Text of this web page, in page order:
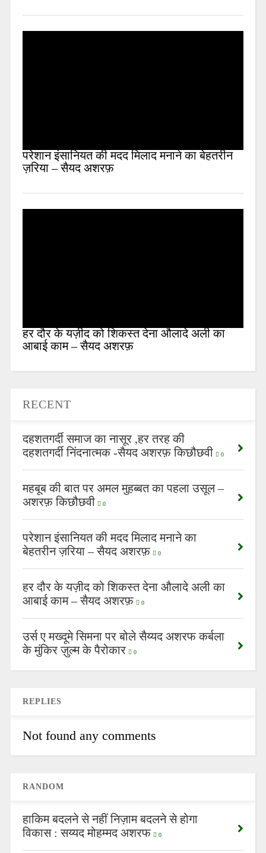
परेशान इंसानियत की मदद मिलाद मनाने का बेहतरीन
ज़रिया – सैयद अशरफ़
हर दौर के यज़ीद को शिकस्त देना औलादे अली का
आबाई काम – सैयद अशरफ़
RECENT
दहशतगर्दी समाज का नासूर ,हर तरह की
दहशतगर्दी निंदनात्मक -सैयद अशरफ़ किछौछवी
0
महबूब की बात पर अमल मुहब्बत का पहला उसूल –
अशरफ़ किछौछवी
0
परेशान इंसानियत की मदद मिलाद मनाने का
बेहतरीन ज़रिया – सैयद अशरफ़
0
हर दौर के यज़ीद को शिकस्त देना औलादे अली का
आबाई काम – सैयद अशरफ़
0
उर्स ए मख्दूमे सिमना पर बोले सैय्यद अशरफ कर्बला
के मुंकिर ज़ुल्म के पैरोकार
0
REPLIES
Not found any comments
RANDOM
हाकिम बदलने से नहीं निज़ाम बदलने से होगा
विकास : सय्यद मोहम्मद अशरफ
0